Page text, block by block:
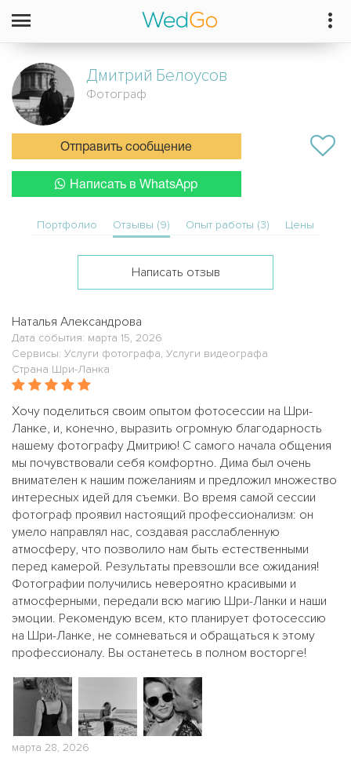
Дмитрий Белоусов
Фотограф
Отправить сообщение
Написать в WhatsApp
Портфолио Отзывы (9) Опыт работы (3) Цены
Написать отзыв
Наталья Александрова
Дата события: марта 15, 2026
Сервисы: Услуги фотографа, Услуги видеографа
Страна Шри-Ланка
Хочу поделиться своим опытом фотосессии на Шри-
Ланке, и, конечно, выразить огромную благодарность
нашему фотографу Дмитрию! С самого начала общения
мы почувствовали себя комфортно. Дима был очень
внимателен к нашим пожеланиям и предложил множество
интересных идей для съемки. Во время самой сессии
фотограф проявил настоящий профессионализм: он
умело направлял нас, создавая расслабленную
атмосферу, что позволило нам быть естественными
перед камерой. Результаты превзошли все ожидания!
Фотографии получились невероятно красивыми и
атмосферными, передали всю магию Шри-Ланки и наши
эмоции. Рекомендую всем, кто планирует фотосессию
на Шри-Ланке, не сомневаться и обращаться к этому
профессионалу. Вы останетесь в полном восторге!
марта 28, 2026